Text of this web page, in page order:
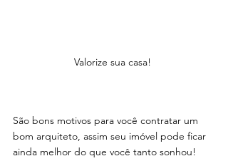
Valorize sua casa!
São bons motivos para você contratar um
bom arquiteto, assim seu imóvel pode ficar
ainda melhor do que você tanto sonhou!